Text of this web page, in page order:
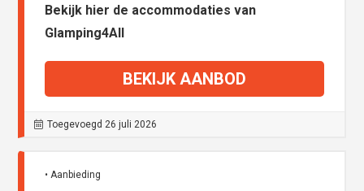
Bekijk hier de accommodaties van
Glamping4All
BEKIJK AANBOD
Toegevoegd 26 juli 2026
• Aanbieding